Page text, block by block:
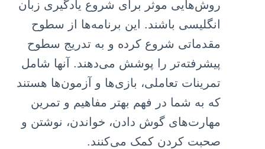
روش‌هایی موثر برای شروع یادگیری زبان
انگلیسی باشند. این برنامه‌ها از سطوح
مقدماتی شروع کرده و به تدریج سطوح
پیشرفته‌تر را پوشش می‌دهند. آنها شامل
تمرینات تعاملی، بازی‌ها و آزمون‌ها هستند
که به شما در فهم بهتر مفاهیم و تمرین
مهارت‌های گوش دادن، خواندن، نوشتن و
صحبت کردن کمک می‌کنند.